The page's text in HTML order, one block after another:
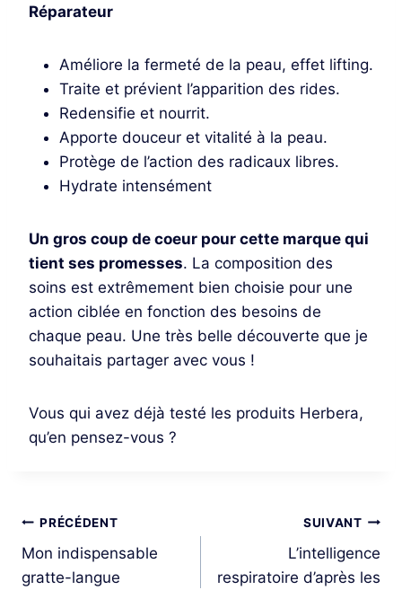
Réparateur
Améliore la fermeté de la peau, effet lifting.
Traite et prévient l’apparition des rides.
Redensifie et nourrit.
Apporte douceur et vitalité à la peau.
Protège de l’action des radicaux libres.
Hydrate intensément
Un gros coup de coeur pour cette marque qui
tient ses promesses. La composition des
soins est extrêmement bien choisie pour une
action ciblée en fonction des besoins de
chaque peau. Une très belle découverte que je
souhaitais partager avec vous !
Vous qui avez déjà testé les produits Herbera,
qu’en pensez-vous ?
Navigation
de
PRÉCÉDENT
Mon indispensable
gratte-langue
SUIVANT
L’intelligence
respiratoire d’après les